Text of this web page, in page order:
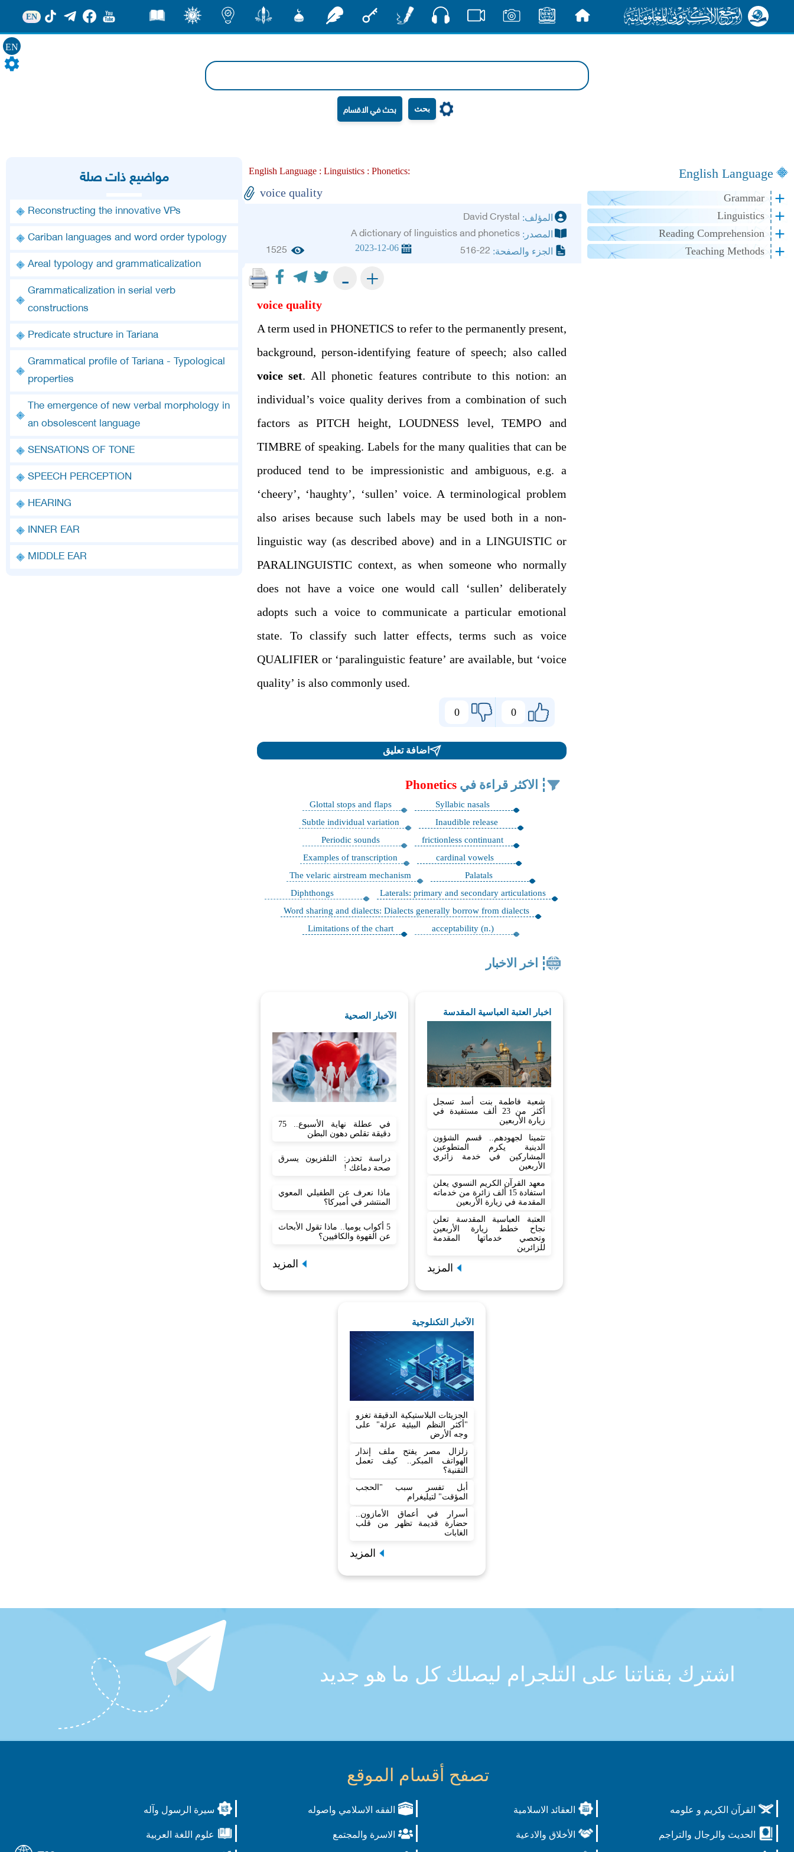
EN
EN
بحث
English Language
Grammar
Linguistics
Reading Comprehension
Teaching Methods
English Language :Linguistics : Phonetics :
voice quality
المؤلف: David Crystal
المصدر: A dictionary of linguistics and phonetics
الجزء والصفحة: 516-22
2023-12-06
1525
+
-
voice quality
A term used in PHONETICS to refer to the permanently present,
background, person-identifying feature of speech; also called
voice set. All phonetic features contribute to this notion: an
individual’s voice quality derives from a combination of such
factors as PITCH height, LOUDNESS level, TEMPO and
TIMBRE of speaking. Labels for the many qualities that can be
produced tend to be impressionistic and ambiguous, e.g. a
‘cheery’, ‘haughty’, ‘sullen’ voice. A terminological problem
also arises because such labels may be used both in a non-
linguistic way (as described above) and in a LINGUISTIC or
PARALINGUISTIC context, as when someone who normally
does not have a voice one would call ‘sullen’ deliberately
adopts such a voice to communicate a particular emotional
state. To classify such latter effects, terms such as voice
QUALIFIER or ‘paralinguistic feature’ are available, but ‘voice
quality’ is also commonly used.
0
0
اضافة تعليق
الاكثر قراءة في Phonetics
Syllabic nasals
Glottal stops and flaps
Inaudible release
Subtle individual variation
frictionless continuant
Periodic sounds
cardinal vowels
Examples of transcription
Palatals
The velaric airstream mechanism
Laterals: primary and secondary articulations
Diphthongs
Word sharing and dialects: Dialects generally borrow from dialects
acceptability (n.)
Limitations of the chart
اخر الاخبار
اخبار العتبة العباسية المقدسة
شعبة فاطمة بنت أسد تسجل
أكثر من 23 ألف مستفيدة في
زيارة الأربعين
تثمينا لجهودهم.. قسم الشؤون
الدينية يكرم المتطوعين
المشاركين في خدمة زائري
الأربعين
معهد القرآن الكريم النسوي يعلن
استفادة 15 ألف زائرة من خدماته
المقدمة في زيارة الأربعين
العتبة العباسية المقدسة تعلن
نجاح خطط زيارة الأربعين
وتحصي خدماتها المقدمة
للزائرين
المزيد
الآخبار الصحية
في عطلة نهاية الأسبوع.. 75
دقيقة تقلص دهون البطن
دراسة تحذر: التلفزيون يسرق
صحة دماغك !
ماذا نعرف عن الطفيلي المعوي
المنتشر في أميركا؟
5 أكواب يوميا.. ماذا تقول الأبحاث
عن القهوة والكافيين؟
المزيد
الآخبار التكنلوجية
الجزيئات البلاستيكية الدقيقة تغزو
"أكثر النظم البيئية عزلة" على
وجه الأرض
زلزال مصر يفتح ملف إنذار
الهواتف المبكر.. كيف تعمل
التقنية؟
أبل تفسر سبب "الحجب
المؤقت" لتيليغرام
أسرار في أعماق الأمازون..
حضارة قديمة تظهر من قلب
الغابات
المزيد
مواضيع ذات صلة
Reconstructing the innovative VPs
Cariban languages and word order typology
Areal typology and grammaticalization
Grammaticalization in serial verb
constructions
Predicate structure in Tariana
Grammatical profile of Tariana - Typological
properties
The emergence of new verbal morphology in
an obsolescent language
SENSATIONS OF TONE
SPEECH PERCEPTION
HEARING
INNER EAR
MIDDLE EAR
اشترك بقناتنا على التلجرام ليصلك كل ما هو جديد
تصفح أقسام الموقع
القرآن الكريم و علومه العقائد الاسلامية الفقه الاسلامي واصوله سيرة الرسول وآله
الحديث والرجال والتراجم الأخلاق والادعية الاسرة والمجتمع علوم اللغة العربية